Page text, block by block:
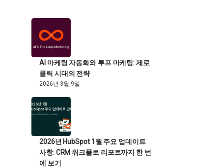
AI 마케팅 자동화와 루프 마케팅: 제로
클릭 시대의 전략
2026년 3월 9일
2026년 HubSpot 1월 주요 업데이트
사항: CRM·워크플로·리포트까지 한 번
에 보기